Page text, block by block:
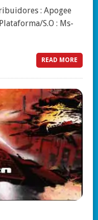
: Apogee
S.O : Ms-
READ MORE